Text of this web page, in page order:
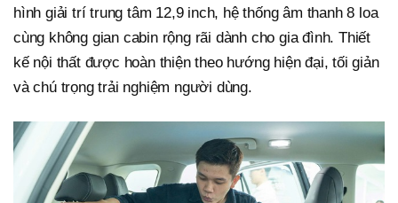
hình giải trí trung tâm 12,9 inch, hệ thống âm thanh 8 loa
cùng không gian cabin rộng rãi dành cho gia đình. Thiết
kế nội thất được hoàn thiện theo hướng hiện đại, tối giản
và chú trọng trải nghiệm người dùng.